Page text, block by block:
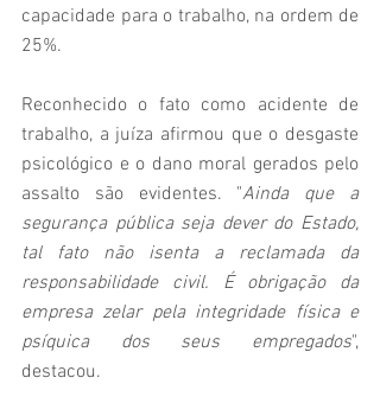
capacidade para o trabalho, na ordem de
25%.
Reconhecido o fato como acidente de
trabalho, a juíza afirmou que o desgaste
psicológico e o dano moral gerados pelo
assalto são evidentes. "Ainda que a
segurança pública seja dever do Estado,
tal fato não isenta a reclamada da
responsabilidade civil. É obrigação da
empresa zelar pela integridade física e
psíquica dos seus empregados",
destacou.